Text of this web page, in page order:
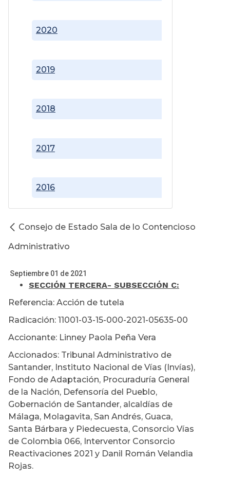
2016
2017
2018
2019
2020
Consejo de Estado Sala de lo Contencioso
Administrativo
Septiembre 01 de 2021
SECCIÓN TERCERA- SUBSECCIÓN C:
Referencia: Acción de tutela
Radicación: 11001-03-15-000-2021-05635-00
Accionante: Linney Paola Peña Vera
Accionados: Tribunal Administrativo de
Santander, Instituto Nacional de Vías (Invías),
Fondo de Adaptación, Procuraduría General
de la Nación, Defensoría del Pueblo,
Gobernación de Santander, alcaldías de
Málaga, Molagavita, San Andrés, Guaca,
Santa Bárbara y Piedecuesta, Consorcio Vías
de Colombia 066, Interventor Consorcio
Reactivaciones 2021 y Danil Román Velandia
Rojas.